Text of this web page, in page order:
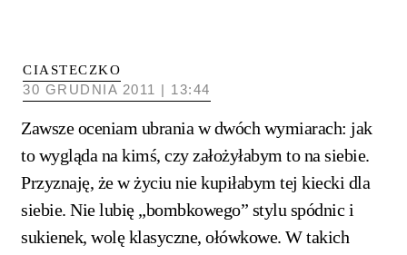
CIASTECZKO
30 GRUDNIA 2011 | 13:44
Zawsze oceniam ubrania w dwóch wymiarach: jak
to wygląda na kimś, czy założyłabym to na siebie.
Przyznaję, że w życiu nie kupiłabym tej kiecki dla
siebie. Nie lubię „bombkowego” stylu spódnic i
sukienek, wolę klasyczne, ołówkowe. W takich